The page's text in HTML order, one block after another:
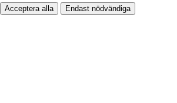
Acceptera alla Endast nödvändiga